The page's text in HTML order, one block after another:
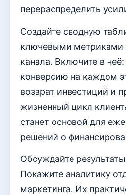
перераспределить
Создайте сводную
ключевыми метриками
канала. Включите в
конверсию на каждом
возврат инвестиций и
жизненный цикл
станет основой для
решений о
Обсуждайте
Покажите аналитику
маркетинга. Их